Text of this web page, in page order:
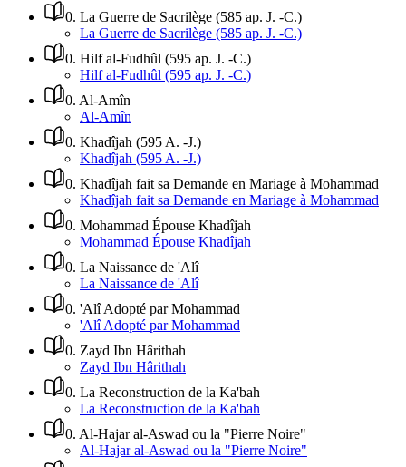
0. La Guerre de Sacrilège (585 ap. J. -C.)
La Guerre de Sacrilège (585 ap. J. -C.)
0. Hilf al-Fudhûl (595 ap. J. -C.)
Hilf al-Fudhûl (595 ap. J. -C.)
0. Al-Amîn
Al-Amîn
0. Khadîjah (595 A. -J.)
Khadîjah (595 A. -J.)
0. Khadîjah fait sa Demande en Mariage à Mohammad
Khadîjah fait sa Demande en Mariage à Mohammad
0. Mohammad Épouse Khadîjah
Mohammad Épouse Khadîjah
0. La Naissance de 'Alî
La Naissance de 'Alî
0. 'Alî Adopté par Mohammad
'Alî Adopté par Mohammad
0. Zayd Ibn Hârithah
Zayd Ibn Hârithah
0. La Reconstruction de la Ka'bah
La Reconstruction de la Ka'bah
0. Al-Hajar al-Aswad ou la "Pierre Noire"
Al-Hajar al-Aswad ou la "Pierre Noire"